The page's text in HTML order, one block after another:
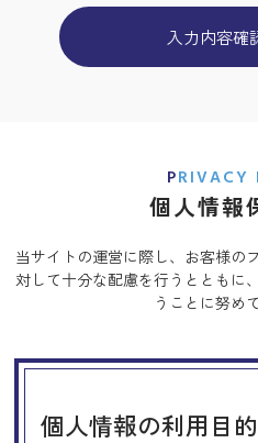
個人情報
当サイトの運営に際し、お客様の
対して十分な配慮を行うとともに、
うことに努め
個人情報の利用目的